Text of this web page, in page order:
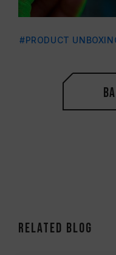
#PRODUCT
RELATED Blog